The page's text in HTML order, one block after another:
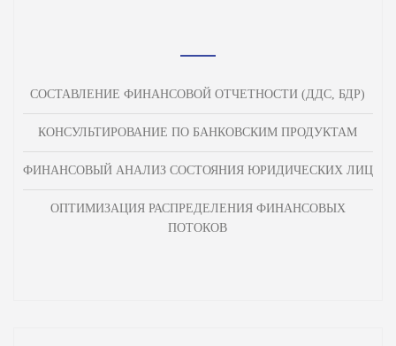
СОСТАВЛЕНИЕ ФИНАНСОВОЙ ОТЧЕТНОСТИ (ДДС, БДР)
КОНСУЛЬТИРОВАНИЕ ПО БАНКОВСКИМ ПРОДУКТАМ
ФИНАНСОВЫЙ АНАЛИЗ СОСТОЯНИЯ ЮРИДИЧЕСКИХ ЛИЦ
ОПТИМИЗАЦИЯ РАСПРЕДЕЛЕНИЯ ФИНАНСОВЫХ
ПОТОКОВ